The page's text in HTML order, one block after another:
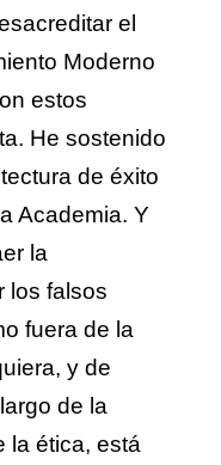
el
Moderno
estos
He sostenido
de éxito
Academia. Y
la
los falsos
fuera de la
y de
de la
la ética, está